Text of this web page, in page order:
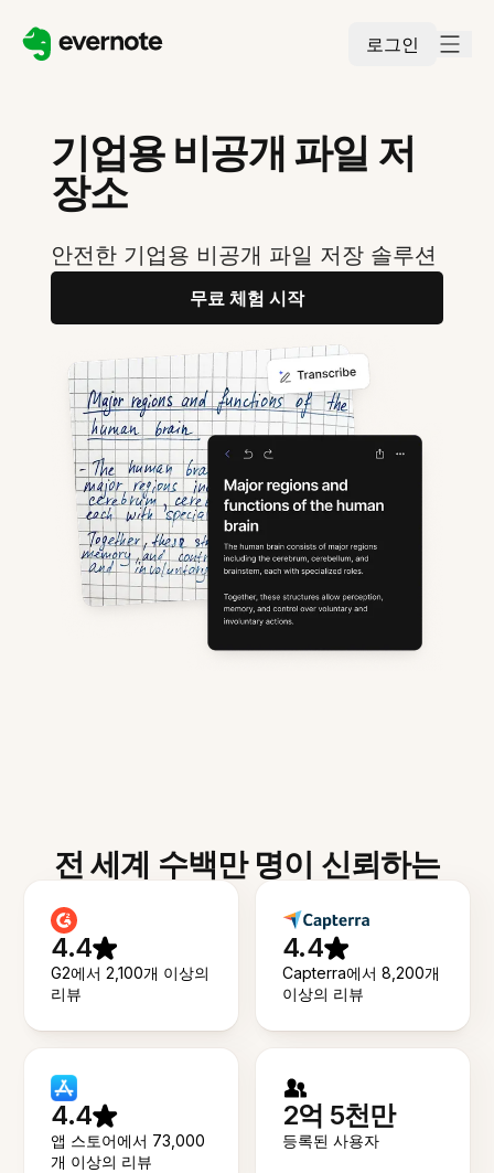
로그인
기업용 비공개 파일 저
장소
안전한 기업용 비공개 파일 저장 솔루션
무료 체험 시작
전 세계 수백만 명이 신뢰하는
4.4
G2에서 2,100개 이상의
리뷰
4.4
Capterra에서 8,200개
이상의 리뷰
4.4
앱 스토어에서 73,000
개 이상의 리뷰
2억 5천만
등록된 사용자